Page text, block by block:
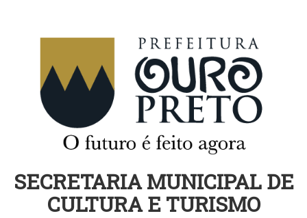
SECRETARIA MUNICIPAL DE
CULTURA E TURISMO